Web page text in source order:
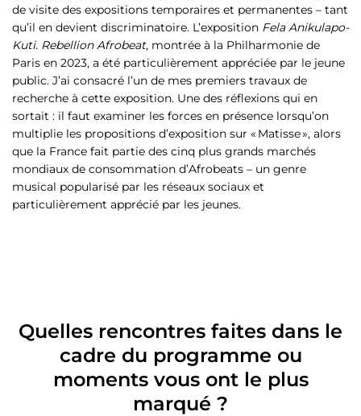
de visite des expositions temporaires et permanentes – tant
qu’il en devient discriminatoire. L’exposition Fela Anikulapo-
Kuti. Rebellion Afrobeat, montrée à la Philharmonie de
Paris en 2023, a été particulièrement appréciée par le jeune
public. J’ai consacré l’un de mes premiers travaux de
recherche à cette exposition. Une des réflexions qui en
sortait : il faut examiner les forces en présence lorsqu’on
multiplie les propositions d’exposition sur « Matisse », alors
que la France fait partie des cinq plus grands marchés
mondiaux de consommation d’Afrobeats – un genre
musical popularisé par les réseaux sociaux et
particulièrement apprécié par les jeunes.
Quelles rencontres faites dans le
cadre du programme ou
moments vous ont le plus
marqué ?